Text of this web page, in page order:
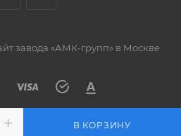
В КОРЗИНУ
завода «АМК-групп» в Москве